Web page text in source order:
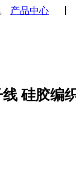
产品中心
硅胶编